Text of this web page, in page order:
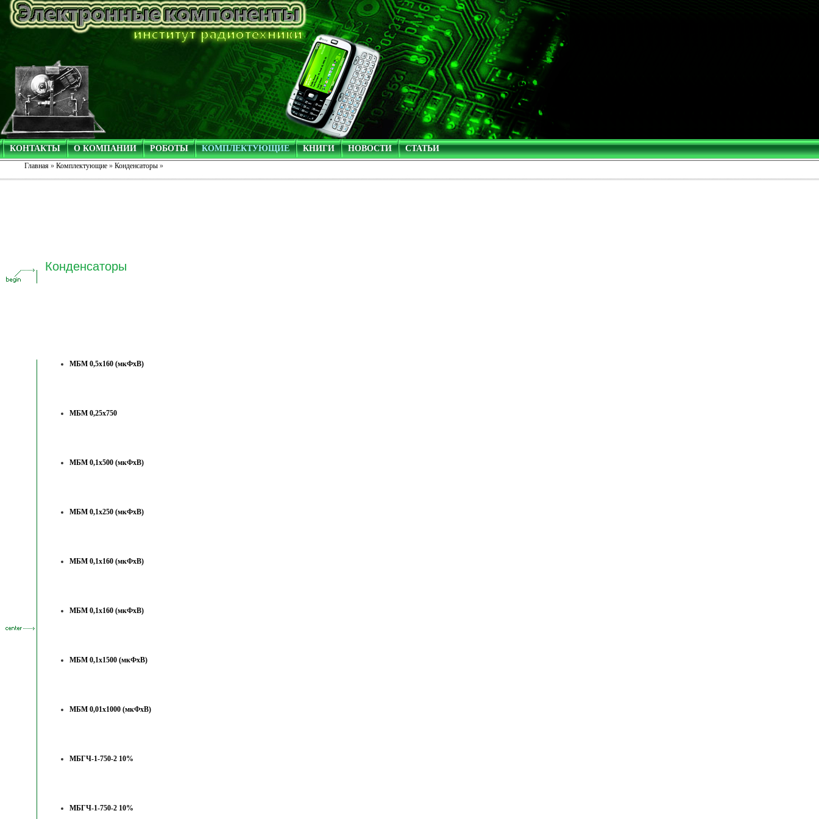
КОНТАКТЫ О КОМПАНИИ РОБОТЫ КОМПЛЕКТУЮЩИЕ КНИГИ НОВОСТИ СТАТЬИ
Главная » Комплектующие » Конденсаторы »
Конденсаторы
МБМ 0,5х160 (мкФхВ)
МБМ 0,25х750
МБМ 0,1х500 (мкФхВ)
МБМ 0,1х250 (мкФхВ)
МБМ 0,1х160 (мкФхВ)
МБМ 0,1х160 (мкФхВ)
МБМ 0,1х1500 (мкФхВ)
МБМ 0,01х1000 (мкФхВ)
МБГЧ-1-750-2 10%
МБГЧ-1-750-2 10%